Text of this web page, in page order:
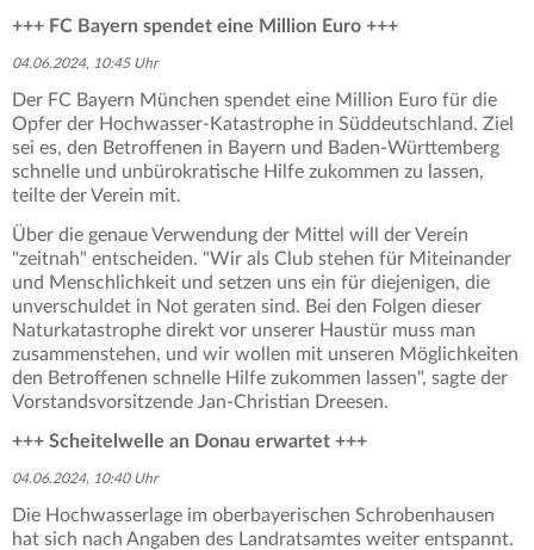
+++ FC Bayern spendet eine Million Euro +++
04.06.2024, 10:45 Uhr
Der FC Bayern München spendet eine Million Euro für die
Opfer der Hochwasser-Katastrophe in Süddeutschland. Ziel
sei es, den Betroffenen in Bayern und Baden-Württemberg
schnelle und unbürokratische Hilfe zukommen zu lassen,
teilte der Verein mit.
Über die genaue Verwendung der Mittel will der Verein
"zeitnah" entscheiden. "Wir als Club stehen für Miteinander
und Menschlichkeit und setzen uns ein für diejenigen, die
unverschuldet in Not geraten sind. Bei den Folgen dieser
Naturkatastrophe direkt vor unserer Haustür muss man
zusammenstehen, und wir wollen mit unseren Möglichkeiten
den Betroffenen schnelle Hilfe zukommen lassen", sagte der
Vorstandsvorsitzende Jan-Christian Dreesen.
+++ Scheitelwelle an Donau erwartet +++
04.06.2024, 10:40 Uhr
Die Hochwasserlage im oberbayerischen Schrobenhausen
hat sich nach Angaben des Landratsamtes weiter entspannt.